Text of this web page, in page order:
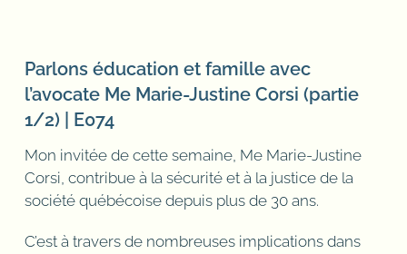
Parlons éducation et famille avec
l’avocate Me Marie-Justine Corsi (partie
1/2) | E074
Mon invitée de cette semaine, Me Marie-Justine
Corsi, contribue à la sécurité et à la justice de la
société québécoise depuis plus de 30 ans.
C’est à travers de nombreuses implications dans